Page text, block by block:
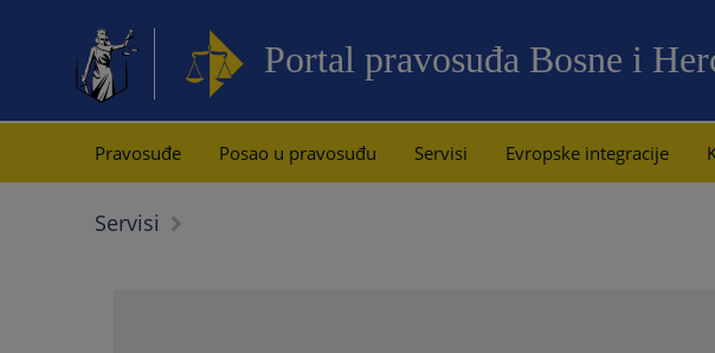
Portal pravosuđa Bosne i
Pravosuđe Posao u pravosuđu Servisi Evropske integracije
Servisi